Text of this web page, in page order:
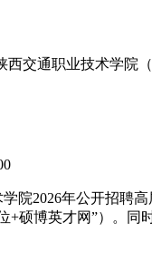
交通职业技术学院
院2026年公开招聘
+硕博英才网”）。